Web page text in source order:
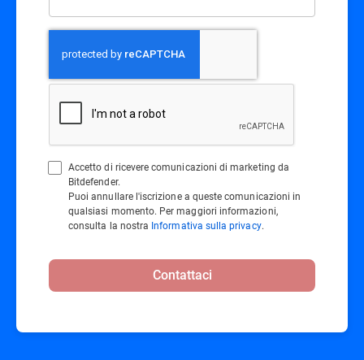
Accetto di ricevere comunicazioni di marketing da
Bitdefender.
Puoi annullare l'iscrizione a queste comunicazioni in
qualsiasi momento. Per maggiori informazioni,
consulta la nostra Informativa sulla privacy.
Contattaci